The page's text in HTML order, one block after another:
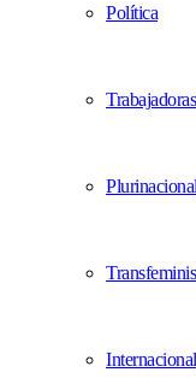
Política
Plurinacional
Internacional